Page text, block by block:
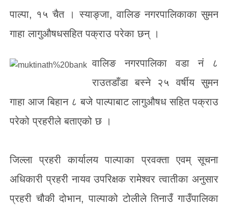
पाल्पा, १५ चैत । स्याङ्जा, वालिङ नगरपालिकाका सुमन
गाहा लागुऔषधसहित पक्राउ परेका छन् ।
वालिङ नगरपालिका वडा नं ८
राउतडाँडा बस्ने २५ वर्षीय सुमन
गाहा आज बिहान ८ बजे पाल्पाबाट लागुऔषध सहित पक्राउ
परेको प्रहरीले बताएको छ ।
जिल्ला प्रहरी कार्यालय पाल्पाका प्रवक्ता एवम् सूचना
अधिकारी प्रहरी नायव उपरिक्षक रामेश्वर त्वातीका अनुसार
प्रहरी चौकी दोभान, पाल्पाको टोलीले तिनाउँ गाउँपालिका